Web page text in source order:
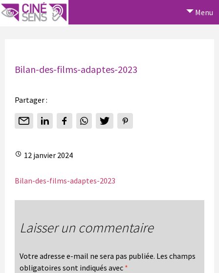
Menu
Bilan-des-films-adaptes-2023
Partager :
12 janvier 2024
Bilan-des-films-adaptes-2023
Laisser un commentaire
Votre adresse e-mail ne sera pas publiée. Les champs
obligatoires sont indiqués avec *